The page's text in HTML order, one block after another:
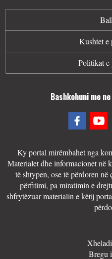
Kushtet e
Politikat e
Bashkohuni me
Ky portal mirëmbahet nga
Materialet dhe informacionet në
të shtypen, ose të përdoren
përfitimi, pa miratimin e
shfrytëzuar materialin e këtij
Bregu